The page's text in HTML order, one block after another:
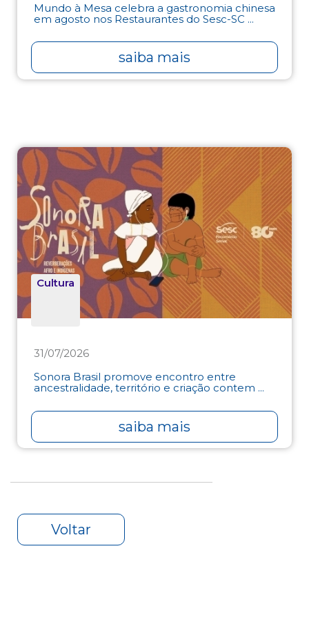
Mundo à Mesa celebra a gastronomia chinesa
em agosto nos Restaurantes do Sesc-SC ...
saiba mais
Cultura
31/07/2026
Sonora Brasil promove encontro entre
ancestralidade, território e criação contem ...
saiba mais
Voltar